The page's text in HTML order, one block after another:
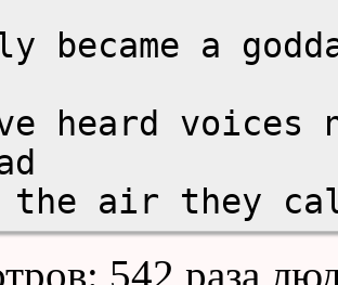
became a
heard voices
the air they
542 раза